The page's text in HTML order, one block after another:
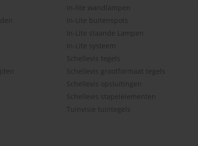
In-lite wandlampen
In-Lite buitenspots
In-Lite staande Lampen
In-Lite systeem
Schellevis tegels
Schellevis grootformaat tegels
Schellevis opsluitingen
Schellevis stapelelementen
Tuinvisie tuintegels